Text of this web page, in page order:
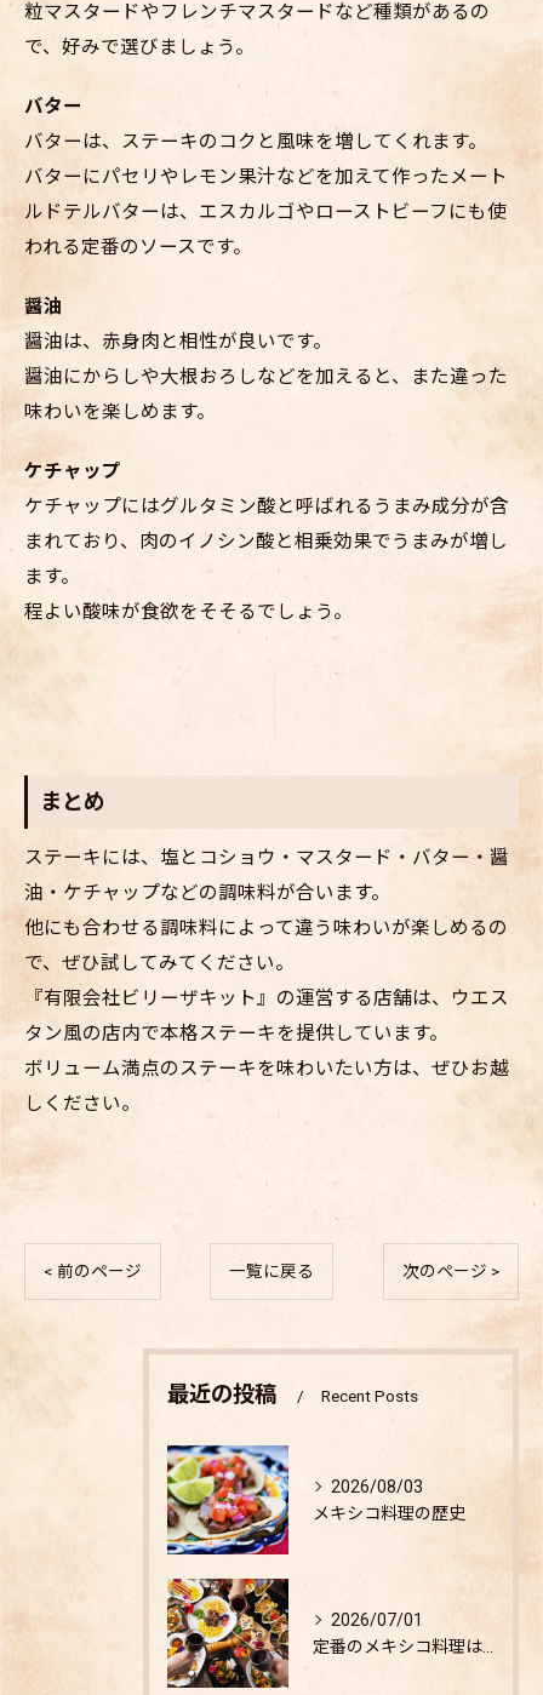
粒マスタードやフレンチマスタードなど種類があるの
で、好みで選びましょう。
バター
バターは、ステーキのコクと風味を増してくれます。
バターにパセリやレモン果汁などを加えて作ったメート
ルドテルバターは、エスカルゴやローストビーフにも使
われる定番のソースです。
醤油
醤油は、赤身肉と相性が良いです。
醤油にからしや大根おろしなどを加えると、また違った
味わいを楽しめます。
ケチャップ
ケチャップにはグルタミン酸と呼ばれるうまみ成分が含
まれており、肉のイノシン酸と相乗効果でうまみが増し
ます。
程よい酸味が食欲をそそるでしょう。
まとめ
ステーキには、塩とコショウ・マスタード・バター・醤
油・ケチャップなどの調味料が合います。
他にも合わせる調味料によって違う味わいが楽しめるの
で、ぜひ試してみてください。
『有限会社ビリーザキット』の運営する店舗は、ウエス
タン風の店内で本格ステーキを提供しています。
ボリューム満点のステーキを味わいたい方は、ぜひお越
しください。
< 前のページ 一覧に戻る 次のページ >
最近の投稿 Recent Posts
2026/08/03
メキシコ料理の歴史
2026/07/01